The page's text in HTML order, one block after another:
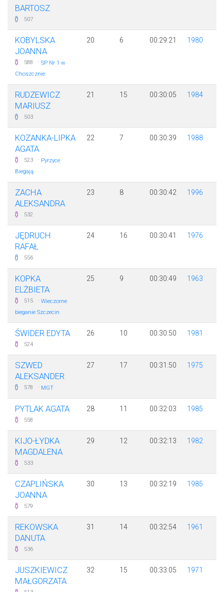
BARTOSZ
507
KOBYLSKA
JOANNA
588 · SP Nr 1 w
Choszcznie
20 6 00:29:21 1980
RUDZEWICZ
MARIUSZ
503
21 15 00:30:05 1984
KOZANKA-LIPKA
AGATA
523 · Pyrzyce
Biegają
22 7 00:30:39 1988
ZACHA
ALEKSANDRA
532
23 8 00:30:42 1996
JĘDRUCH
RAFAŁ
556
24 16 00:30:41 1976
KOPKA
ELŻBIETA
515 · Wieczorne
bieganie Szczecin
25 9 00:30:49 1963
ŚWIDER EDYTA
524
26 10 00:30:50 1981
SZWED
ALEKSANDER
578 · MGT
27 17 00:31:50 1975
PYTLAK AGATA
558
28 11 00:32:03 1985
KIJO-ŁYDKA
MAGDALENA
533
29 12 00:32:13 1982
CZAPLIŃSKA
JOANNA
579
30 13 00:32:19 1985
REKOWSKA
DANUTA
536
31 14 00:32:54 1961
JUSZKIEWICZ
MAŁGORZATA
32 15 00:33:05 1971